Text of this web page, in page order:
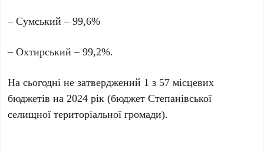
– Сумський – 99,6%
– Охтирський – 99,2%.
На сьогодні не затверджений 1 з 57 місцевих
бюджетів на 2024 рік (бюджет Степанівської
селищної територіальної громади).